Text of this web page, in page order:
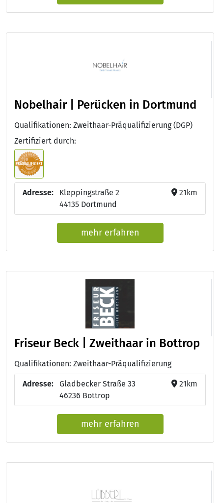
Nobelhair | Perücken in Dortmund
Qualifikationen: Zweithaar-Präqualifizierung (DGP)
Zertifiziert durch:
Adresse:
Kleppingstraße 2
44135 Dortmund
21km
mehr erfahren
Friseur Beck | Zweithaar in Bottrop
Qualifikationen: Zweithaar-Präqualifizierung
Adresse:
Gladbecker Straße 33
46236 Bottrop
21km
mehr erfahren